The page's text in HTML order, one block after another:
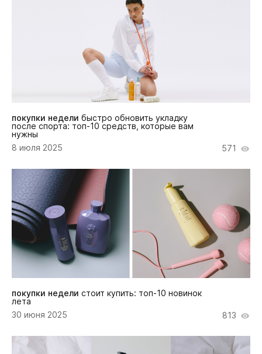
покупки недели быстро обновить укладку
после спорта: топ-10 средств, которые вам
нужны
8 июля 2025
571
покупки недели стоит купить: топ-10 новинок
лета
30 июня 2025
813